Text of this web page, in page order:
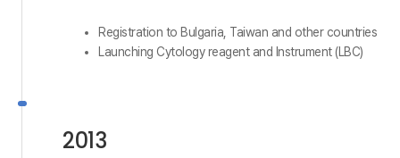
Registration to Bulgaria, Taiwan and other countries
Launching Cytology reagent and Instrument (LBC)
2013